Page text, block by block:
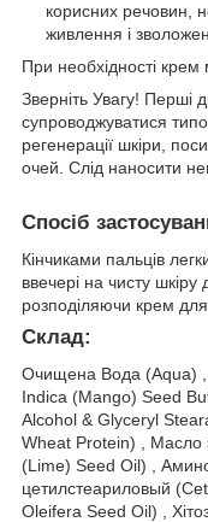
корисних речовин,
живлення і
При необхідності крем
Зверніть Увагу! Перші
супроводжуватися
регенерації шкіри,
очей. Слід наносити
Спосіб
Кінчиками пальців
ввечері на чисту шкіру
розподіляючи крем для
Склад:
Очищена Вода (Aqua) ,
Indica (Mango) Seed
Alcohol & Glyceryl
Wheat Protein) , Масло
(Lime) Seed Oil) ,
цетилстеариловый
Oleifera Seed Oil) ,